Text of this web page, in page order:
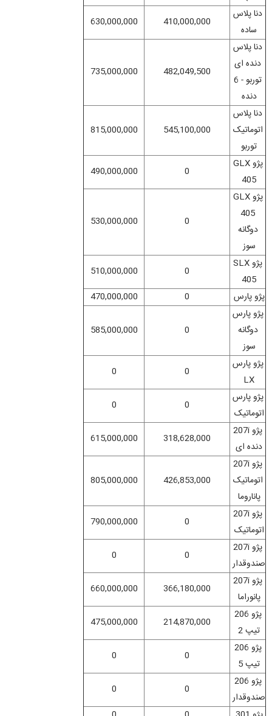
دنا پلاس
ساده
410,000,000
630,000,000
دنا پلاس
دنده ای
توربو - 6
دنده
482,049,500
735,000,000
دنا پلاس
اتوماتیک
توربو
545,100,000
815,000,000
پژو GLX
405
0
490,000,000
پژو GLX
405
دوگانه
سوز
0
530,000,000
پژو SLX
405
0
510,000,000
پژو پارس
0
470,000,000
پژو پارس
دوگانه
سوز
0
585,000,000
پژو پارس
LX
0
0
پژو پارس
اتوماتیک
0
0
پژو 207i
دنده‌ ای
318,628,000
615,000,000
پژو 207i
اتوماتیک
پاناروما
426,853,000
805,000,000
پژو 207i
اتوماتیک
0
790,000,000
پژو 207i
صندوقدار
0
0
پژو 207i
پانوراما
366,180,000
660,000,000
پژو 206
تیپ 2
214,870,000
475,000,000
پژو 206
تیپ 5
0
0
پژو 206
صندوقدار
0
0